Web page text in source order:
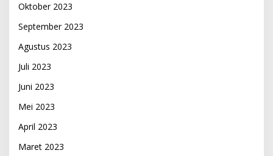
Oktober 2023
September 2023
Agustus 2023
Juli 2023
Juni 2023
Mei 2023
April 2023
Maret 2023